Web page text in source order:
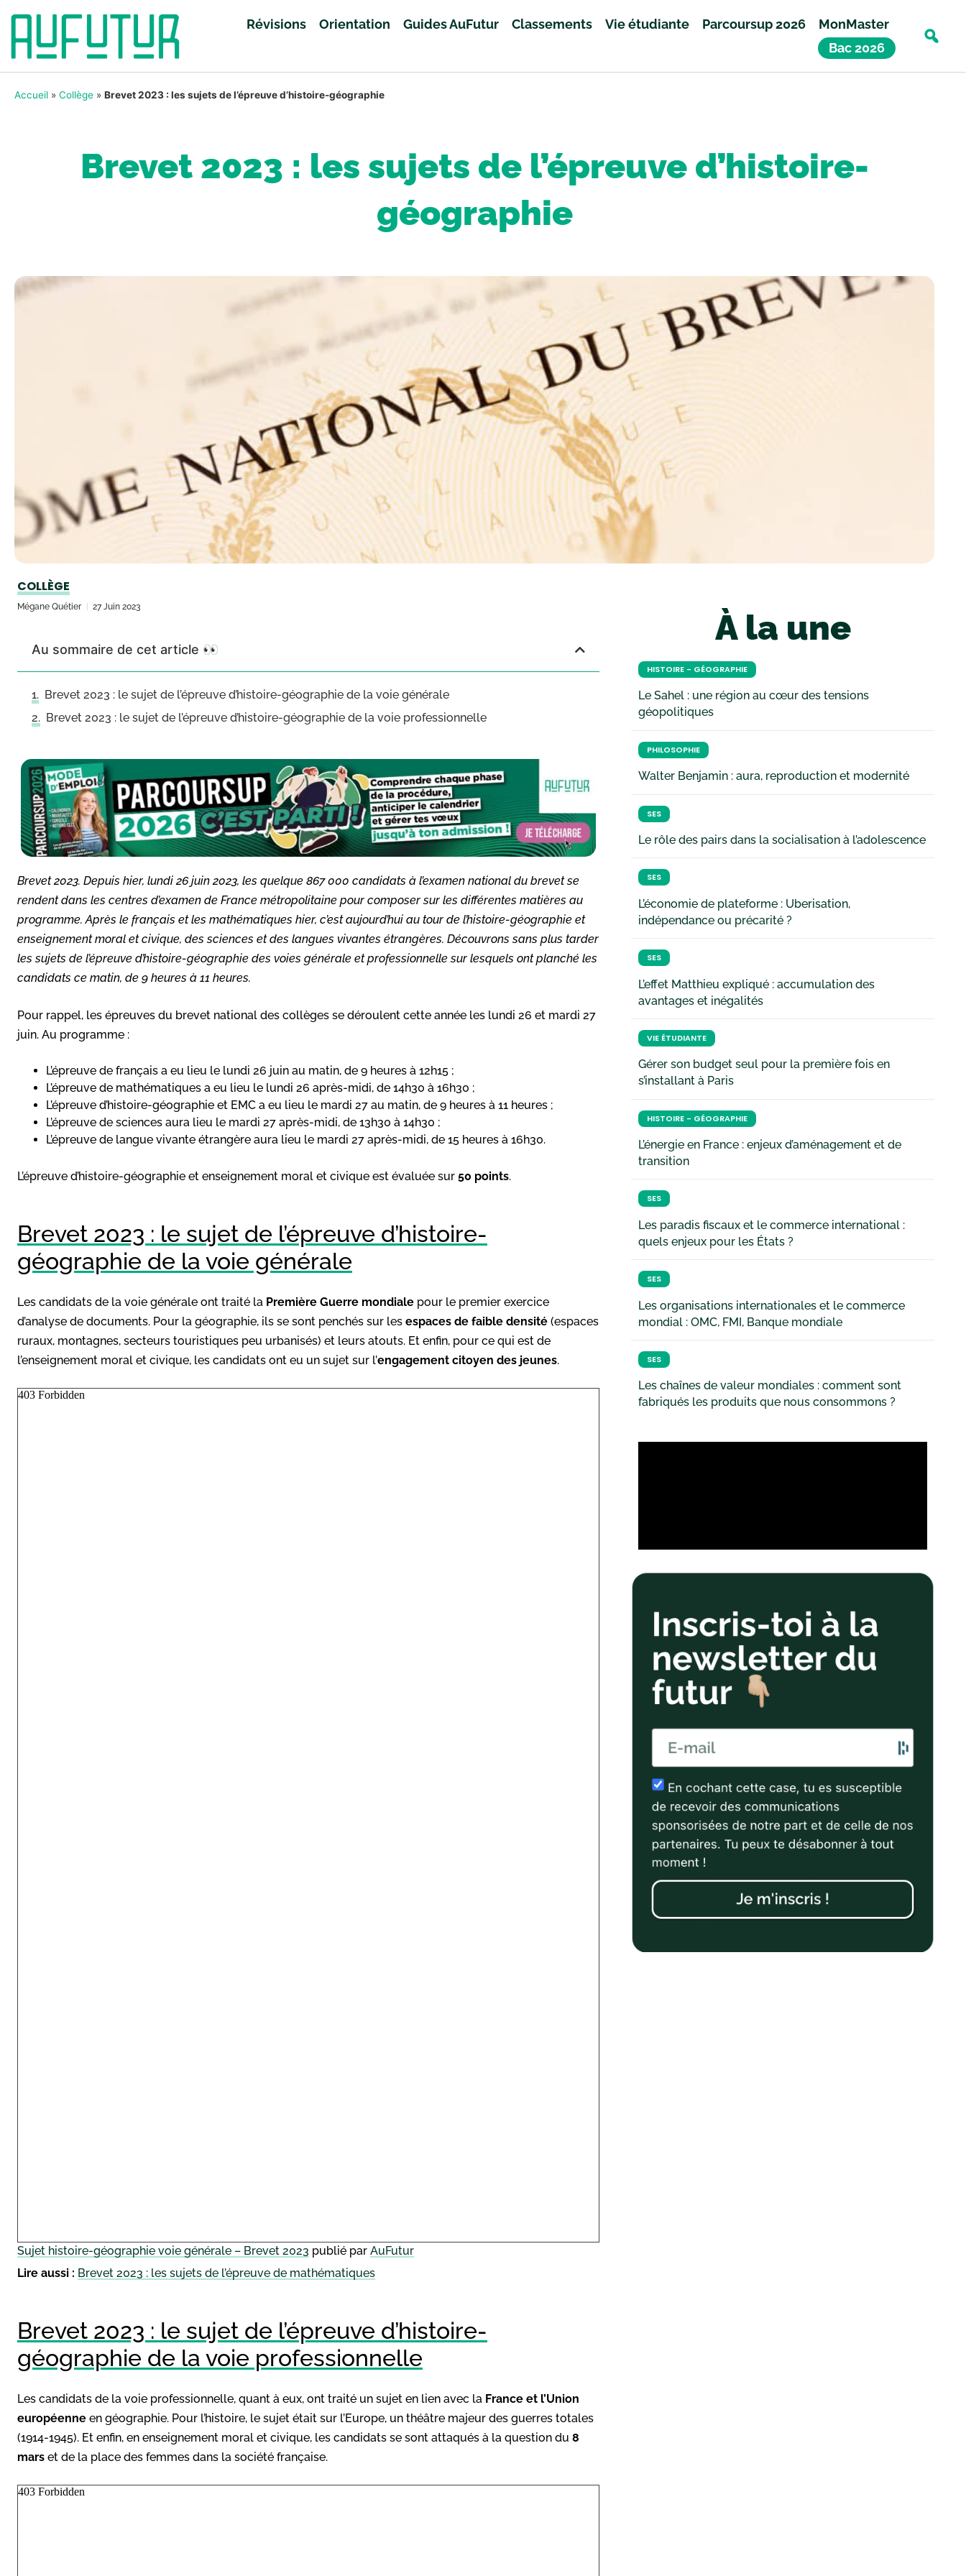
Révisions Orientation Guides AuFutur Classements Vie étudiante Parcoursup 2026
MonMaster
Bac 2026
Accueil » Collège » Brevet 2023 : les sujets de l’épreuve d’histoire-géographie
Brevet 2023 : les sujets de l’épreuve d’histoire-
géographie
COLLÈGE
Mégane Quétier 27 Juin 2023
Au sommaire de cet article 👀
Brevet 2023 : le sujet de l’épreuve d’histoire-géographie de la voie générale
Brevet 2023 : le sujet de l’épreuve d’histoire-géographie de la voie professionnelle
Brevet 2023. Depuis hier, lundi 26 juin 2023, les quelque 867 000 candidats à l’examen national du brevet se
rendent dans les centres d’examen de France métropolitaine pour composer sur les différentes matières au
programme. Après le français et les mathématiques hier, c’est aujourd’hui au tour de l’histoire-géographie et
enseignement moral et civique, des sciences et des langues vivantes étrangères. Découvrons sans plus tarder
les sujets de l’épreuve d’histoire-géographie des voies générale et professionnelle sur lesquels ont planché les
candidats ce matin, de 9 heures à 11 heures.
Pour rappel, les épreuves du brevet national des collèges se déroulent cette année les lundi 26 et mardi 27
juin. Au programme :
L’épreuve de français a eu lieu le lundi 26 juin au matin, de 9 heures à 12h15 ;
L’épreuve de mathématiques a eu lieu le lundi 26 après-midi, de 14h30 à 16h30 ;
L’épreuve d’histoire-géographie et EMC a eu lieu le mardi 27 au matin, de 9 heures à 11 heures ;
L’épreuve de sciences aura lieu le mardi 27 après-midi, de 13h30 à 14h30 ;
L’épreuve de langue vivante étrangère aura lieu le mardi 27 après-midi, de 15 heures à 16h30.
L’épreuve d’histoire-géographie et enseignement moral et civique est évaluée sur 50 points.
Brevet 2023 : le sujet de l’épreuve d’histoire-
géographie de la voie générale
Les candidats de la voie générale ont traité la Première Guerre mondiale pour le premier exercice
d’analyse de documents. Pour la géographie, ils se sont penchés sur les espaces de faible densité (espaces
ruraux, montagnes, secteurs touristiques peu urbanisés) et leurs atouts. Et enfin, pour ce qui est de
l’enseignement moral et civique, les candidats ont eu un sujet sur l’engagement citoyen des jeunes.
Sujet histoire-géographie voie générale – Brevet 2023 publié par AuFutur
Lire aussi : Brevet 2023 : les sujets de l’épreuve de mathématiques
Brevet 2023 : le sujet de l’épreuve d’histoire-
géographie de la voie professionnelle
Les candidats de la voie professionnelle, quant à eux, ont traité un sujet en lien avec la France et l’Union
européenne en géographie. Pour l’histoire, le sujet était sur l’Europe, un théâtre majeur des guerres totales
(1914-1945). Et enfin, en enseignement moral et civique, les candidats se sont attaqués à la question du 8
mars et de la place des femmes dans la société française.
À la une
HISTOIRE - GÉOGRAPHIE
Le Sahel : une région au cœur des tensions
géopolitiques
PHILOSOPHIE
Walter Benjamin : aura, reproduction et modernité
SES
Le rôle des pairs dans la socialisation à l’adolescence
SES
L’économie de plateforme : Uberisation,
indépendance ou précarité ?
SES
L’effet Matthieu expliqué : accumulation des
avantages et inégalités
VIE ÉTUDIANTE
Gérer son budget seul pour la première fois en
s’installant à Paris
HISTOIRE - GÉOGRAPHIE
L’énergie en France : enjeux d’aménagement et de
transition
SES
Les paradis fiscaux et le commerce international :
quels enjeux pour les États ?
SES
Les organisations internationales et le commerce
mondial : OMC, FMI, Banque mondiale
SES
Les chaînes de valeur mondiales : comment sont
fabriqués les produits que nous consommons ?